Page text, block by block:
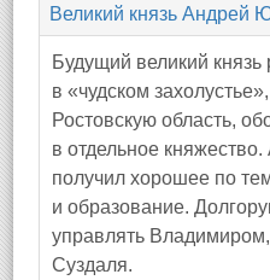
Великий князь Андрей
Будущий великий князь
в «чудском
Ростовскую область,
в отдельное
получил хорошее по
и образование.
управлять
Суздаля.